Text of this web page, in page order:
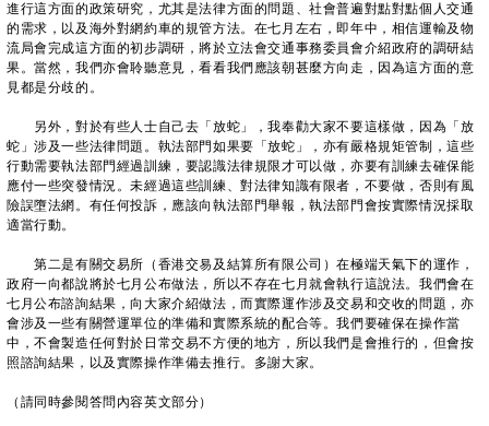
進行這方面的政策研究，尤其是法律方面的問題、社會普遍對點對點個人交通
的需求，以及海外對網約車的規管方法。在七月左右，即年中，相信運輸及物
流局會完成這方面的初步調研，將於立法會交通事務委員會介紹政府的調研結
果。當然，我們亦會聆聽意見，看看我們應該朝甚麼方向走，因為這方面的意
見都是分歧的。
另外，對於有些人士自己去「放蛇」，我奉勸大家不要這樣做，因為「放
蛇」涉及一些法律問題。執法部門如果要「放蛇」，亦有嚴格規矩管制，這些
行動需要執法部門經過訓練，要認識法律規限才可以做，亦要有訓練去確保能
應付一些突發情況。未經過這些訓練、對法律知識有限者，不要做，否則有風
險誤墮法網。有任何投訴，應該向執法部門舉報，執法部門會按實際情況採取
適當行動。
第二是有關交易所（香港交易及結算所有限公司）在極端天氣下的運作，
政府一向都說將於七月公布做法，所以不存在七月就會執行這說法。我們會在
七月公布諮詢結果，向大家介紹做法，而實際運作涉及交易和交收的問題，亦
會涉及一些有關營運單位的準備和實際系統的配合等。我們要確保在操作當
中，不會製造任何對於日常交易不方便的地方，所以我們是會推行的，但會按
照諮詢結果，以及實際操作準備去推行。多謝大家。
（請同時參閱答問內容英文部分）